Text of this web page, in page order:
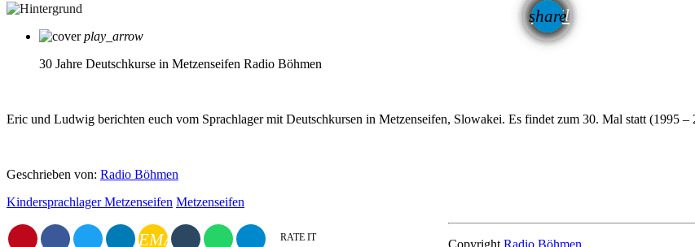
share
email
play_arrow
30 Jahre Deutschkurse in Metzenseifen Radio Böhmen
Eric und Ludwig berichten euch vom Sprachlager mit Deutschkursen in Metzenseifen, Slowakei. Es findet zum 30. Mal statt (1995 –
Geschrieben von: Radio Böhmen
Kindersprachlager Metzenseifen Metzenseifen
EMAIL RATE IT